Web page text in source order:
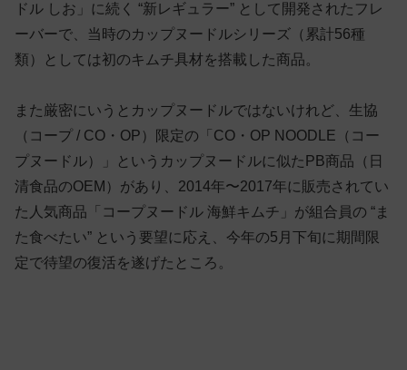
ドル しお」に続く “新レギュラー” として開発されたフレ
ーバーで、当時のカップヌードルシリーズ（累計56種
類）としては初のキムチ具材を搭載した商品。
また厳密にいうとカップヌードルではないけれど、生協
（コープ / CO・OP）限定の「CO・OP NOODLE（コー
プヌードル）」というカップヌードルに似たPB商品（日
清食品のOEM）があり、2014年〜2017年に販売されてい
た人気商品「コープヌードル 海鮮キムチ」が組合員の “ま
た食べたい” という要望に応え、今年の5月下旬に期間限
定で待望の復活を遂げたところ。